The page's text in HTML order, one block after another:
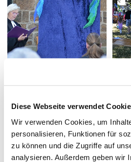
Diese Webseite verwendet
Wir verwenden Cookies, um
personalisieren, Funktionen für
zu können und die Zugriffe auf
analysieren. Außerdem geben wir